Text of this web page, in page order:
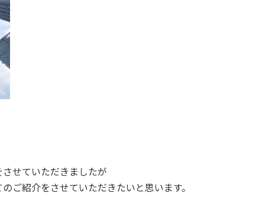
せていただきましたが
ご紹介をさせていただきたいと思います。